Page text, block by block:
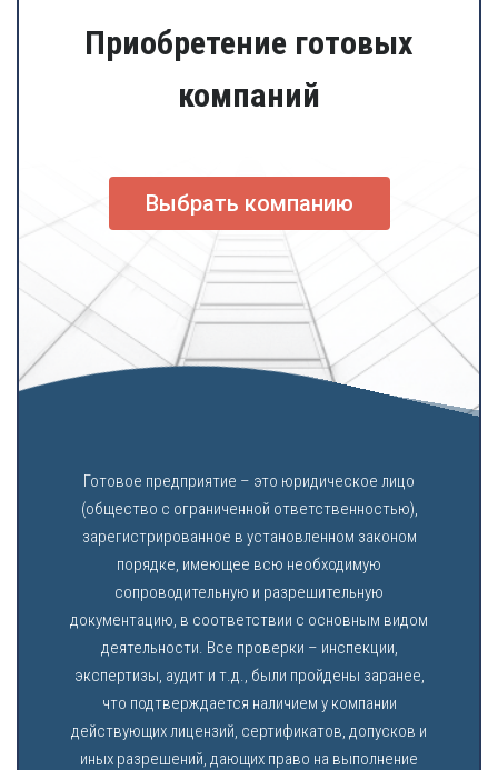
Приобретение готовых
компаний
Выбрать компанию
Готовое предприятие – это юридическое лицо
(общество с ограниченной ответственностью),
зарегистрированное в установленном законом
порядке, имеющее всю необходимую
сопроводительную и разрешительную
документацию, в соответствии с основным видом
деятельности. Все проверки – инспекции,
экспертизы, аудит и т.д., были пройдены заранее,
что подтверждается наличием у компании
действующих лицензий, сертификатов, допусков и
иных разрешений, дающих право на выполнение